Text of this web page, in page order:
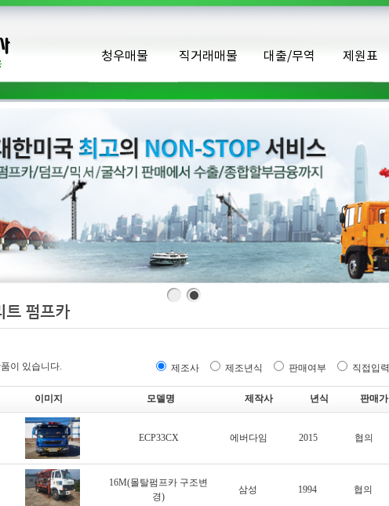
청우매물 직거래매물 대출/무역 제원표
이 있습니다. 제조사 제조년식 판매여부 직접입력
이미지 모델명 제작사 년식 판매가
ECP33CX 에버다임 2015 협의
16M(몰탈펌프카 구조변
경)
삼성 1994 협의